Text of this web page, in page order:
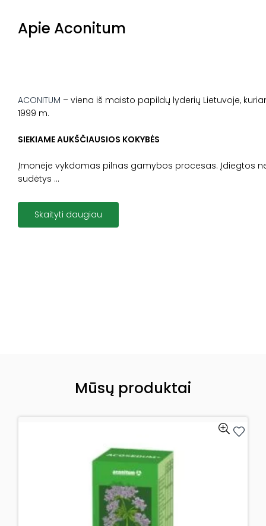
Apie Aconitum
ACONITUM – viena iš maisto papildų lyderių Lietuvoje,
1999 m.
SIEKIAME AUKŠČIAUSIOS KOKYBĖS
Įmonėje vykdomas pilnas gamybos procesas. Įdiegtos
sudėtys ...
Skaityti daugiau
Mūsų produktai